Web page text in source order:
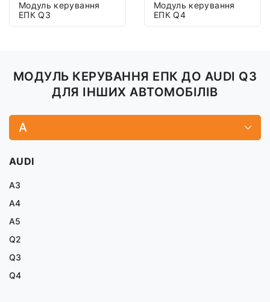
Модуль керування
ЕПК Q3
Модуль керування
ЕПК Q4
МОДУЛЬ КЕРУВАННЯ ЕПК ДО AUDI Q3
ДЛЯ ІНШИХ АВТОМОБІЛІВ
A
AUDI
A3
A4
A5
Q2
Q3
Q4